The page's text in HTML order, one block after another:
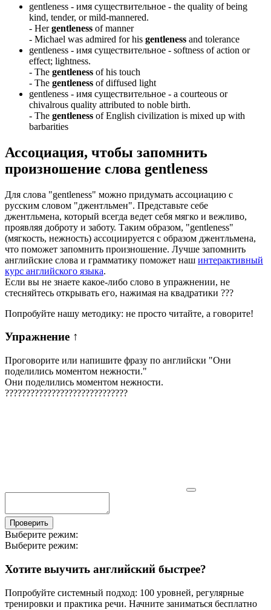
gentleness - имя существительное - the quality of being
kind, tender, or mild-mannered.
- Hergentleness of manner
- Michael was admired for his gentleness and tolerance
gentleness - имя существительное - softness of action or
effect; lightness.
- The gentleness of his touch
- The gentleness of diffused light
gentleness - имя существительное - a courteous or
chivalrous quality attributed to noble birth.
- The gentleness of English civilization is mixed up with
barbarities
Ассоциация, чтобы запомнить
произношение слова gentleness
Для слова "gentleness" можно придумать ассоциацию с
русским словом "джентльмен". Представьте себе
джентльмена, который всегда ведет себя мягко и вежливо,
проявляя доброту и заботу. Таким образом, "gentleness"
(мягкость, нежность) ассоциируется с образом джентльмена,
что поможет запомнить произношение. Лучше запомнить
английские слова и грамматику поможет наш интерактивный
курс английского языка.
Если вы не знаете какое-либо слово в упражнении, не
стесняйтесь открывать его, нажимая на квадратики ???
Попробуйте нашу методику: не просто читайте, а говорите!
Упражнение ↑
Проговорите или напишите фразу по английски "Они
поделились моментом нежности."
Они поделились моментом нежности.
?????????????????????????????
Проверить
Выберите режим:
Выберите режим:
Хотите выучить английский быстрее?
Попробуйте системный подход: 100 уровней, регулярные
тренировки и практика речи. Начните заниматься бесплатно